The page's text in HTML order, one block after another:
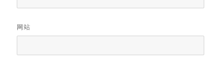
网站